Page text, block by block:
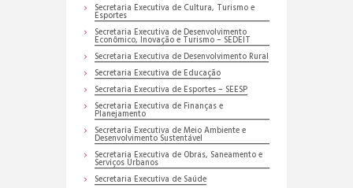
Secretaria Executiva de Cultura, Turismo e
Esportes
Secretaria Executiva de Desenvolvimento
Econômico, Inovação e Turismo – SEDEIT
Secretaria Executiva de Desenvolvimento Rural
Secretaria Executiva de Educação
Secretaria Executiva de Esportes – SEESP
Secretaria Executiva de Finanças e
Planejamento
Secretaria Executiva de Meio Ambiente e
Desenvolvimento Sustentável
Secretaria Executiva de Obras, Saneamento e
Serviços Urbanos
Secretaria Executiva de Saúde